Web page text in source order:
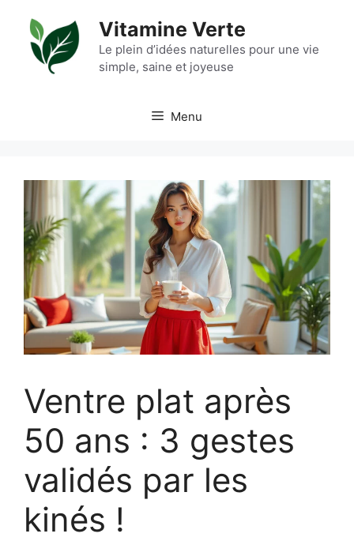
contenu
Vitamine Verte
Le plein d’idées naturelles pour une vie
simple, saine et joyeuse
Menu
Ventre plat après
50 ans : 3 gestes
validés par les
kinés !